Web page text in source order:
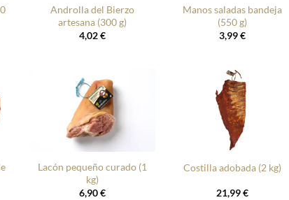
Androlla del Bierzo
artesana (300 g)
4,02€
Manos saladas bandeja
(550 g)
3,99€
Lacón pequeño curado (1
kg)
6,90€
Costilla adobada (2 kg)
21,99€